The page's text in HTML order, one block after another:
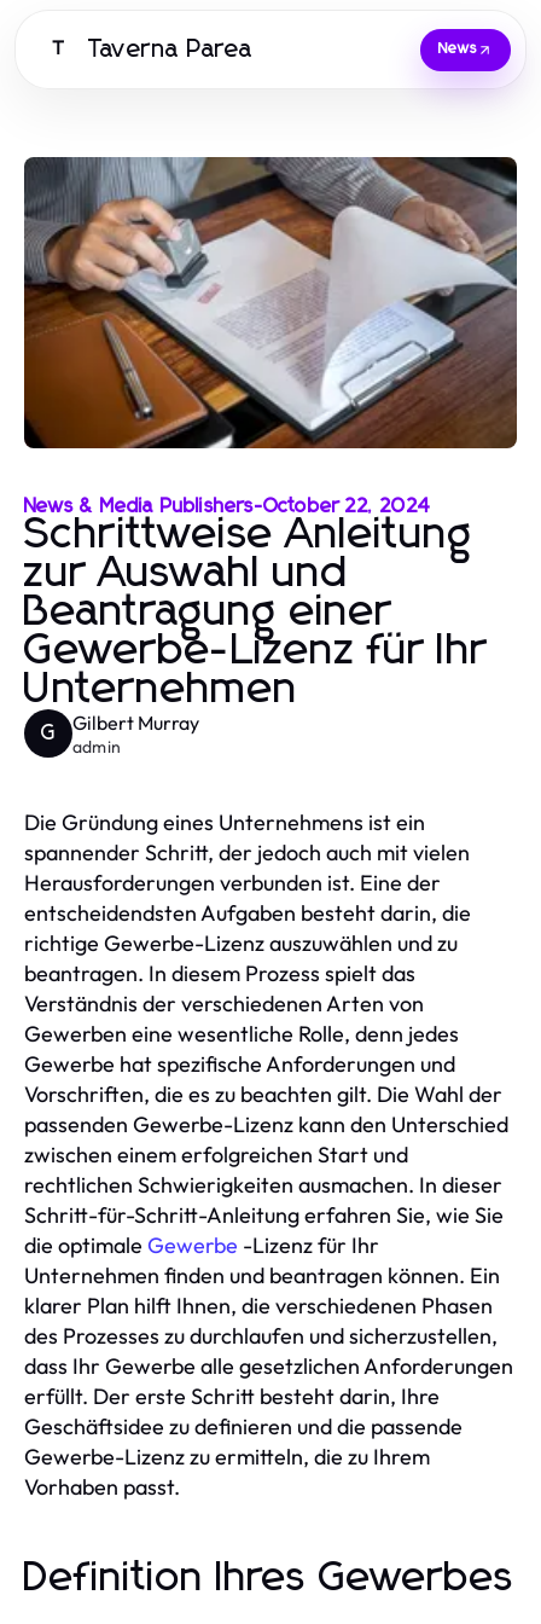
T Taverna Parea News
News & Media Publishers-October 22, 2024
Schrittweise Anleitung
zur Auswahl und
Beantragung einer
Gewerbe-Lizenz für Ihr
Unternehmen
G Gilbert Murray
admin
Die Gründung eines Unternehmens ist ein
spannender Schritt, der jedoch auch mit vielen
Herausforderungen verbunden ist. Eine der
entscheidendsten Aufgaben besteht darin, die
richtige Gewerbe-Lizenz auszuwählen und zu
beantragen. In diesem Prozess spielt das
Verständnis der verschiedenen Arten von
Gewerben eine wesentliche Rolle, denn jedes
Gewerbe hat spezifische Anforderungen und
Vorschriften, die es zu beachten gilt. Die Wahl der
passenden Gewerbe-Lizenz kann den Unterschied
zwischen einem erfolgreichen Start und
rechtlichen Schwierigkeiten ausmachen. In dieser
Schritt-für-Schritt-Anleitung erfahren Sie, wie Sie
die optimale Gewerbe -Lizenz für Ihr
Unternehmen finden und beantragen können. Ein
klarer Plan hilft Ihnen, die verschiedenen Phasen
des Prozesses zu durchlaufen und sicherzustellen,
dass Ihr Gewerbe alle gesetzlichen Anforderungen
erfüllt. Der erste Schritt besteht darin, Ihre
Geschäftsidee zu definieren und die passende
Gewerbe-Lizenz zu ermitteln, die zu Ihrem
Vorhaben passt.
Definition Ihres Gewerbes